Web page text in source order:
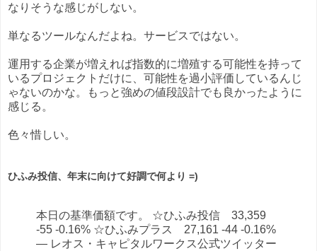
なりそうな感じがしない。
単なるツールなんだよね。サービスではない。
運用する企業が増えれば指数的に増殖する可能性を持って
いるプロジェクトだけに、可能性を過小評価しているんじ
ゃないのかな。もっと強めの値段設計でも良かったように
感じる。
色々惜しい。
ひふみ投信、年末に向けて好調で何より =)
本日の基準価額です。 ☆ひふみ投信 33,359
-55 -0.16% ☆ひふみプラス 27,161 -44 -0.16%
— レオス・キャピタルワークス公式ツイッター